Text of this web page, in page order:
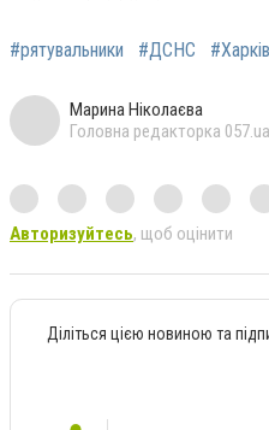
#рятувальники #ДСНС #Харків
Марина Ніколаєва
Головна редакторка 057.ua
Авторизуйтесь, щоб оцінити
Діліться цією новиною та